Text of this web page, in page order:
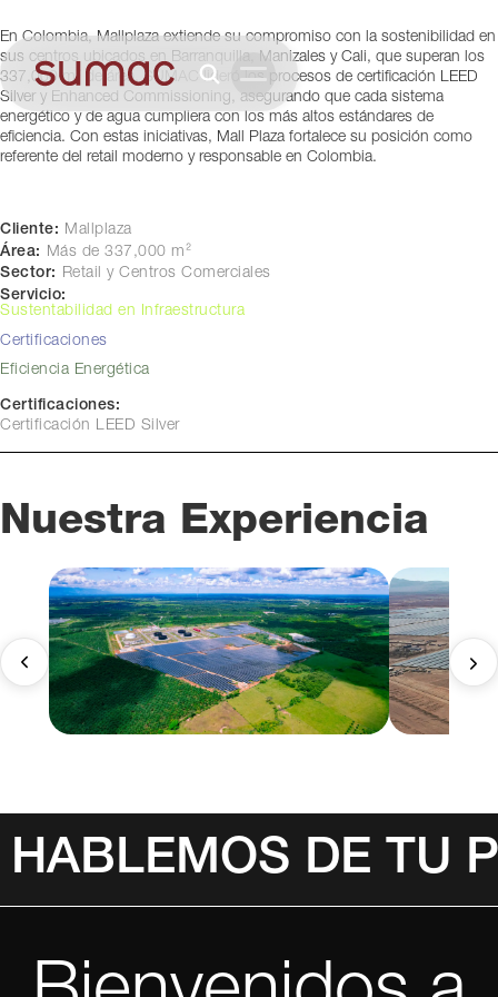
En Colombia, Mallplaza extiende su compromiso con la sostenibilidad en
sus centros ubicados en Barranquilla, Manizales y Cali, que superan los
337,000 m² de área. SUMAC lideró los procesos de certificación LEED
Silver y Enhanced Commissioning, asegurando que cada sistema
energético y de agua cumpliera con los más altos estándares de
eficiencia. Con estas iniciativas, Mall Plaza fortalece su posición como
referente del retail moderno y responsable en Colombia.
Cliente: Mallplaza
Área: Más de 337,000 m²
Sector: Retail y Centros Comerciales
Servicio:
Sustentabilidad en Infraestructura
Certificaciones
Eficiencia Energética
Certificaciones:
Certificación LEED Silver
Nuestra Experiencia
HABLEMOS DE TU